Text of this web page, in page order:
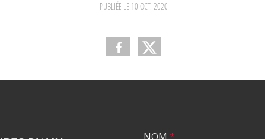
PUBLIÉE LE 10 OCT. 2020